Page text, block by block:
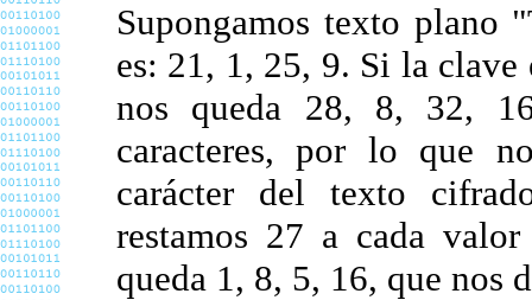
Supongamos texto plano
es: 21, 1, 25, 9. Si la clave
nos queda 28, 8, 32,
caracteres, por lo que
carácter del texto
restamos 27 a cada
queda 1, 8, 5, 16, que